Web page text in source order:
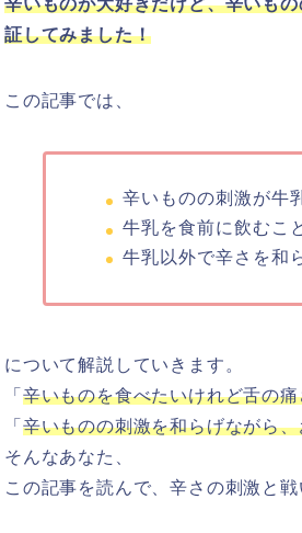
辛いものが大好きだけど、辛いも
証してみました！
この記事では、
辛いものの刺激が牛
牛乳を食前に飲むこ
牛乳以外で辛さを和
について解説していきます。
「 辛いものを食べたいけれど舌の
「 辛いものの刺激を和らげながら
そんなあなた、
この記事を読んで、辛さの刺激と